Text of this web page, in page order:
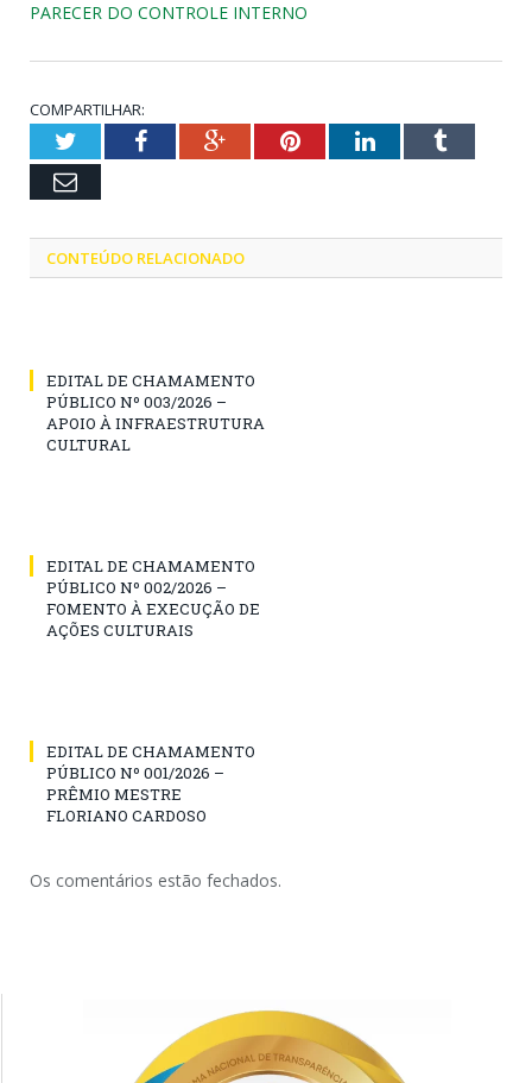
PARECER DO CONTROLE INTERNO
COMPARTILHAR:
TwitterFacebookGoogle+PinterestLinkedInTumblr
Email
CONTEÚDO RELACIONADO
EDITAL DE CHAMAMENTO
PÚBLICO Nº 003/2026 –
APOIO À INFRAESTRUTURA
CULTURAL
EDITAL DE CHAMAMENTO
PÚBLICO Nº 002/2026 –
FOMENTO À EXECUÇÃO DE
AÇÕES CULTURAIS
EDITAL DE CHAMAMENTO
PÚBLICO Nº 001/2026 –
PRÊMIO MESTRE
FLORIANO CARDOSO
Os comentários estão fechados.